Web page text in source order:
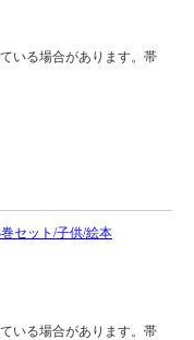
いる場合があります。帯
セット/子供/絵本
いる場合があります。帯